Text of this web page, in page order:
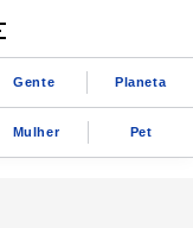
Gente Planeta
Mulher Pet